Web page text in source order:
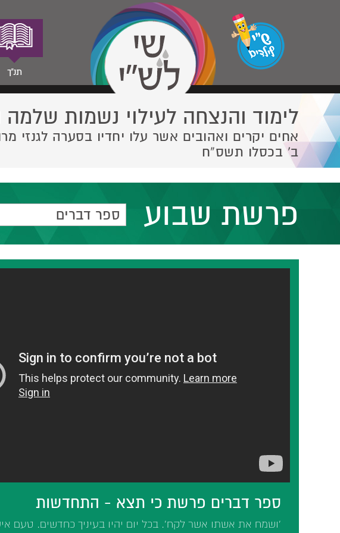
תנ"ך
לימוד והנצחה לעילוי נשמות שלמה
אחים יקרים ואהובים אשר עלו יחדיו בסערה לגנזי
ב' בכסלו תשס”ח
פרשת שבוע ספר דברים
ספר דברים פרשת כי תצא - התחדשות
'ושמח את אשתו אשר לקח'. בכל יום יהיו בעיניך כחדשים. טעם